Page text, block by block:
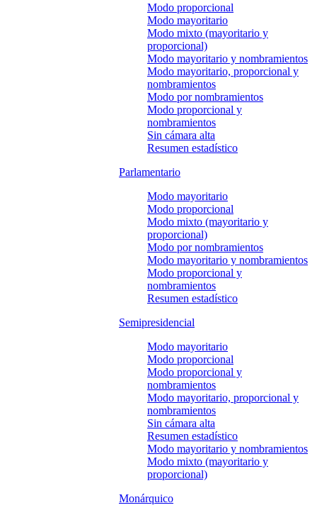
Modo proporcional
Modo mayoritario
Modo mixto (mayoritario y
proporcional)
Modo mayoritario y nombramientos
Modo mayoritario, proporcional y
nombramientos
Modo por nombramientos
Modo proporcional y
nombramientos
Sin cámara alta
Resumen estadístico
Parlamentario
Modo mayoritario
Modo proporcional
Modo mixto (mayoritario y
proporcional)
Modo por nombramientos
Modo mayoritario y nombramientos
Modo proporcional y
nombramientos
Resumen estadístico
Semipresidencial
Modo mayoritario
Modo proporcional
Modo proporcional y
nombramientos
Modo mayoritario, proporcional y
nombramientos
Sin cámara alta
Resumen estadístico
Modo mayoritario y nombramientos
Modo mixto (mayoritario y
proporcional)
Monárquico